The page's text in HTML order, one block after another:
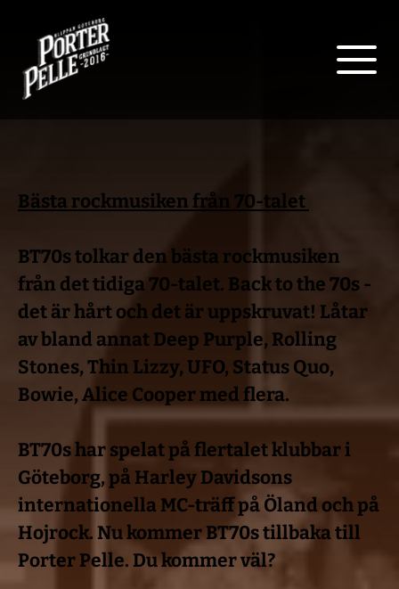
Bästa rockmusiken från 70-talet
BT70s tolkar den bästa rockmusiken
från det tidiga 70-talet. Back to the 70s -
det är hårt och det är uppskruvat! Låtar
av bland annat Deep Purple, Rolling
Stones, Thin Lizzy, UFO, Status Quo,
Bowie, Alice Cooper med flera.
BT70s har spelat på flertalet klubbar i
Göteborg, på Harley Davidsons
internationella MC-träff på Öland och på
Hojrock. Nu kommer BT70s tillbaka till
Porter Pelle. Du kommer väl?